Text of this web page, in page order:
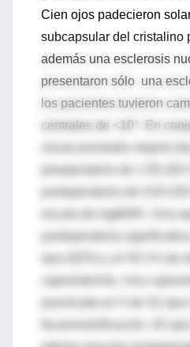
Cien ojos padecieron
subcapsular del cristalino
además una esclerosis
presentaron sólo una
los pacientes tuvieron
centrales de <10°. En
postoperatorio de 0.63
escala de logMAR. Una
postoperatoria
ojos (63%) y el 45.1% de
capsulotomía. Una